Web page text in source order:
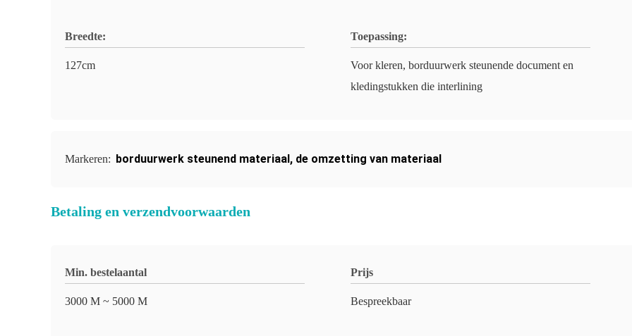
Breedte:
127cm
Toepassing:
Voor kleren, borduurwerk steunende document en
kledingstukken die interlining
Markeren: borduurwerk steunend materiaal, de omzetting van materiaal
Betaling en verzendvoorwaarden
Min. bestelaantal
3000 M ~ 5000 M
Prijs
Bespreekbaar